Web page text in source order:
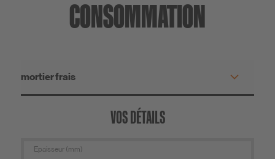
CONSOMMATION
VOS DÉTAILS
Epaisseur (mm)